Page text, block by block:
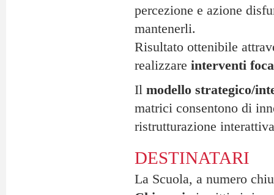
percezione e azione
mantenerli.
Risultato ottenibile
realizzare interventi
Il modello strategico/
matrici consentono di
ristrutturazione
DESTINATARI
La Scuola, a numero